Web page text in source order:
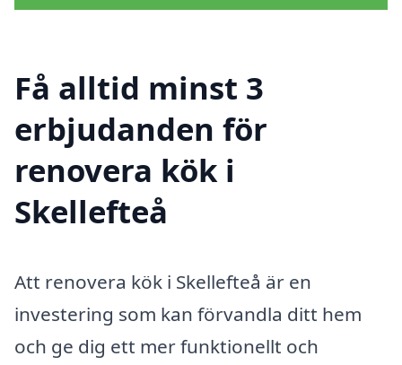
Få alltid minst 3
erbjudanden för
renovera kök i
Skellefteå
Att renovera kök i Skellefteå är en
investering som kan förvandla ditt hem
och ge dig ett mer funktionellt och